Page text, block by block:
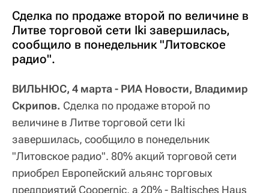
Сделка по продаже второй по величине в
Литве торговой сети Iki завершилась,
сообщило в понедельник "Литовское
радио".
ВИЛЬНЮС, 4 марта - РИА Новости, Владимир
Скрипов. Сделка по продаже второй по
величине в Литве торговой сети Iki
завершилась, сообщило в понедельник
"Литовское радио". 80% акций торговой сети
приобрел Европейский альянс торговых
предприятий Coopernic, а 20% - Baltisches Haus